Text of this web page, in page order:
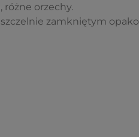
różne orzechy.
zamkniętym